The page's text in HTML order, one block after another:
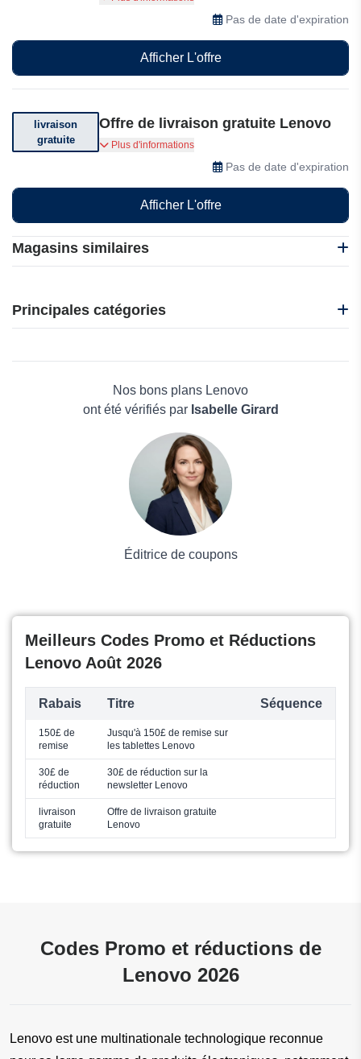
Magasins similaires
Acer
Kiatoo.com
Acasis
Principales catégories
Maison & JardinNos bons plans Lenovo
ont été vérifiés par Isabelle Girard
Éditrice de coupons
première commande en vous abonnant à
Pas de date d'expiration
Afficher L'offre
livraison
gratuite
Offre de livraison gratuite Lenovo
Livraison offerte sur votre commande.
Conditions générales applicables.
Plus d'informations
Pas de date d'expiration
Afficher L'offre
Meilleurs Codes Promo et Réductions
Lenovo Août 2026
Rabais Titre Séquence
150£ de
remise
Jusqu'à 150£ de remise sur
les tablettes Lenovo
30£ de
réduction
30£ de réduction sur la
newsletter Lenovo
livraison
gratuite
Offre de livraison gratuite
Lenovo
Codes Promo et réductions de
Lenovo 2026
Lenovo est une multinationale technologique reconnue